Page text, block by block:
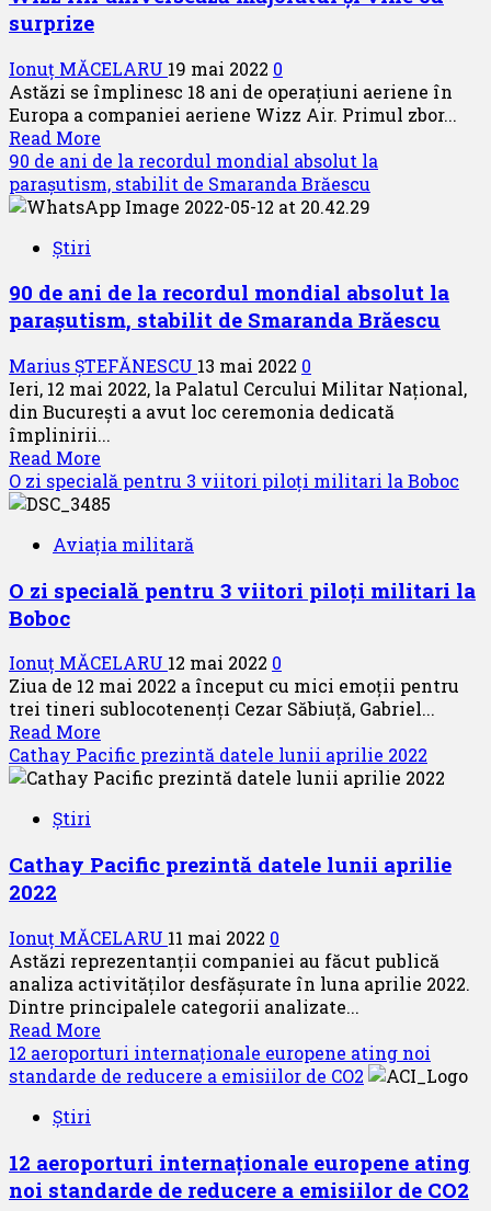
Black
Sea
Defense
Aerospace
surprize
Ionuț MĂCELARU 19 mai 2022 0
Astăzi se împlinesc 18 ani de operațiuni aeriene în
Europa a companiei aeriene Wizz Air. Primul zbor...
Read More
more
about
Wizz
și
vine
surprize
90 de ani de la recordul mondial absolut la
parașutism, stabilit de Smaranda Brăescu
Știri
90 de ani de la recordul mondial absolut la
parașutism, stabilit de Smaranda Brăescu
Marius ȘTEFĂNESCU 13 mai 2022 0
Ieri, 12 mai 2022, la Palatul Cercului Militar Național,
din București a avut loc ceremonia dedicată
împlinirii...
Read More
more
about
de
de
mondial
absolut
la
stabilit
de
O zi specială pentru 3 viitori piloți militari la Boboc
Aviația militară
O zi specială pentru 3 viitori piloți militari la
Boboc
Ionuț MĂCELARU 12 mai 2022 0
Ziua de 12 mai 2022 a început cu mici emoții pentru
trei tineri sublocotenenți Cezar Săbiuță, Gabriel...
Read More
more
about
pentru
piloți
militari
la
Boboc
Cathay Pacific prezintă datele lunii aprilie 2022
Știri
Cathay Pacific prezintă datele lunii aprilie
2022
Ionuț MĂCELARU 11 mai 2022 0
Astăzi reprezentanții companiei au făcut publică
analiza activităților desfășurate în luna aprilie 2022.
Dintre principalele categorii analizate...
Read More
more
about
datele
lunii
12 aeroporturi internaționale europene ating noi
standarde de reducere a emisiilor de CO2
Știri
12 aeroporturi internaționale europene ating
noi standarde de reducere a emisiilor de CO2